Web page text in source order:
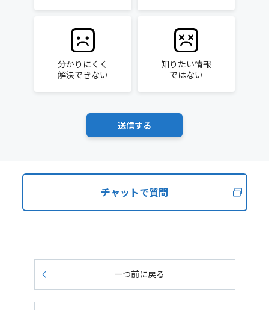
分かりにくく
解決できない
知りたい情報
ではない
チャットで質問
一つ前に戻る